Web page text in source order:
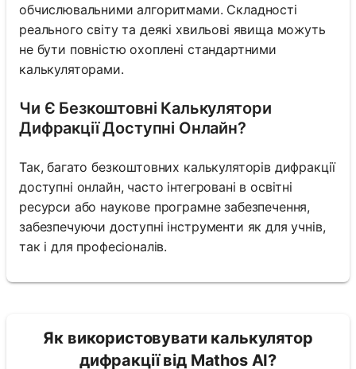
обчислювальними алгоритмами. Складності
реального світу та деякі хвильові явища можуть
не бути повністю охоплені стандартними
калькуляторами.
Чи Є Безкоштовні Калькулятори
Дифракції Доступні Онлайн?
Так, багато безкоштовних калькуляторів дифракції
доступні онлайн, часто інтегровані в освітні
ресурси або наукове програмне забезпечення,
забезпечуючи доступні інструменти як для учнів,
так і для професіоналів.
Як використовувати калькулятор
дифракції від Mathos AI?